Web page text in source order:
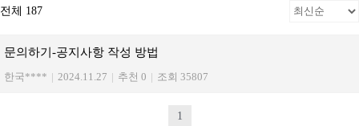
전체 187
문의하기-공지사항 작성 방법
한국**** | 2024.11.27 | 추천 0 | 조회 35807
1